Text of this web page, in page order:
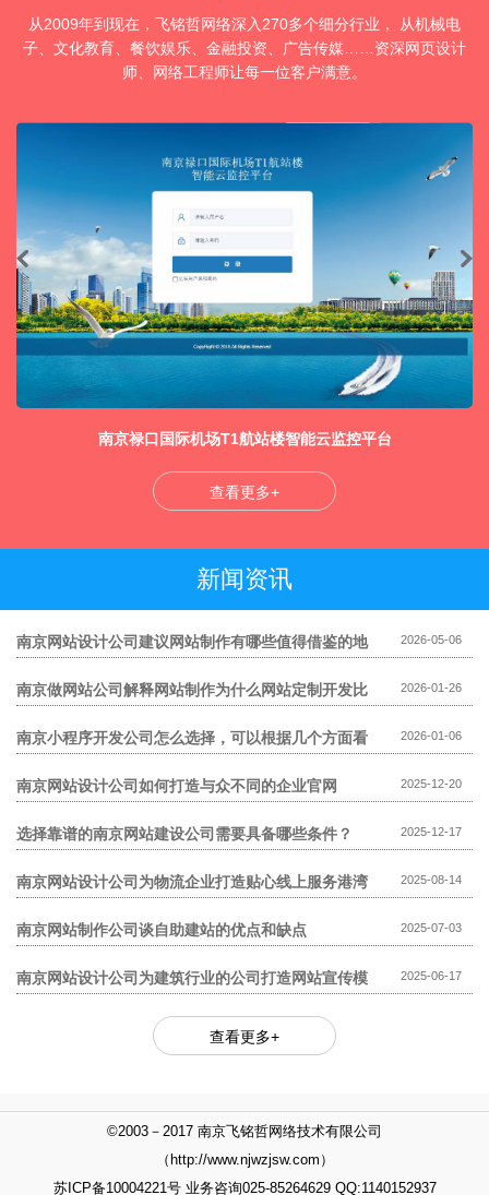
从2009年到现在，飞铭哲网络深入270多个细分行业， 从机械电
子、文化教育、餐饮娱乐、金融投资、广告传媒……资深网页设计
师、网络工程师让每一位客户满意。
南京禄口国际机场T1航站楼智能云监控平台
查看更多+
新闻资讯
南京网站设计公司建议网站制作有哪些值得借鉴的地
2026-05-06
南京做网站公司解释网站制作为什么网站定制开发比
2026-01-26
南京小程序开发公司怎么选择，可以根据几个方面看 2026-01-06
南京网站设计公司如何打造与众不同的企业官网 2025-12-20
选择靠谱的南京网站建设公司需要具备哪些条件？ 2025-12-17
南京网站设计公司为物流企业打造贴心线上服务港湾 2025-08-14
南京网站制作公司谈自助建站的优点和缺点 2025-07-03
南京网站设计公司为建筑行业的公司打造网站宣传模
2025-06-17
查看更多+
©2003－2017 南京飞铭哲网络技术有限公司
（http://www.njwzjsw.com）
苏ICP备10004221号 业务咨询025-85264629 QQ:1140152937